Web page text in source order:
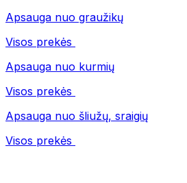
Apsauga nuo graužikų
Visos prekės
Apsauga nuo kurmių
Visos prekės
Apsauga nuo šliužų, sraigių
Visos prekės